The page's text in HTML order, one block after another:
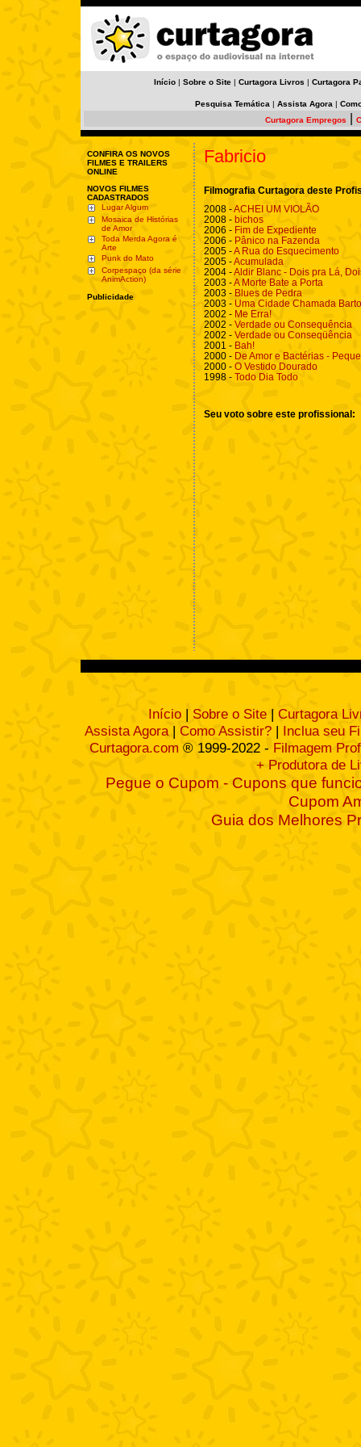
Início | Sobre o Site | Curtagora Livros | Curtagora
Pesquisa Temática | Assista Agora |
Curtagora Empregos
CONFIRA OS NOVOS
FILMES E TRAILERS
ONLINE
NOVOS FILMES
CADASTRADOS
Lugar Algum
Mosaica de Histórias
de Amor
Toda Merda Agora é
Arte
Punk do Mato
Corpespaço (da série
AnimAction)
Publicidade
Fabricio
Filmografia Curtagora deste
2008 -ACHEI UM VIOLÃO
2008 - bichos
2006 - Fim de Expediente
2006 - Pânico na Fazenda
2005 -A Rua do Esquecimento
2005 -Acumulada
2004 -Aldir Blanc - Dois pra Lá,
2003 -A Morte Bate a Porta
2003 - Blues de Pedra
2003 - Uma Cidade Chamada
2002 - Me Erra!
2002 - Verdade ou Consequência
2002 - Verdade ou Conseqüência
2001 - Bah!
2000 - De Amor e Bactérias -
2000 - O Vestido Dourado
1998 - Todo Dia Todo
Seu voto sobre este profissional:
Início | Sobre o Site | Curtagora
Assista Agora| Como Assistir? | Inclua seu
Curtagora.com ® 1999-2022 - Filmagem
+ Produtora de
Pegue o Cupom - Cupons que
Cupom
Guia dos Melhores